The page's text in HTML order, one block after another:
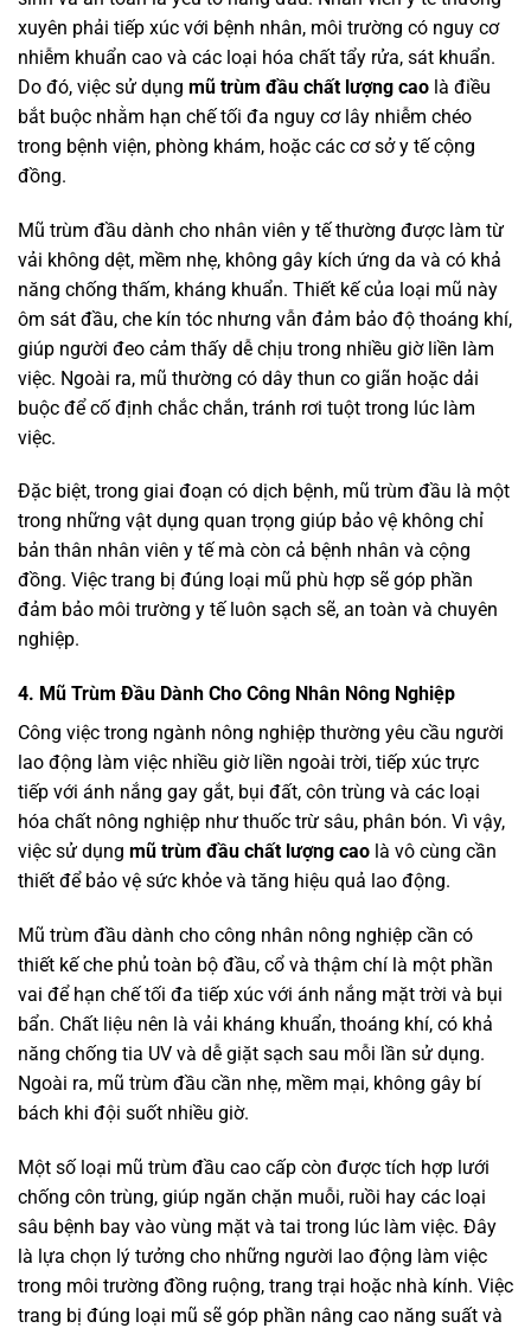
xuyên phải tiếp xúc với bệnh nhân, môi trường có nguy cơ
nhiễm khuẩn cao và các loại hóa chất tẩy rửa, sát khuẩn.
Do đó, việc sử dụng mũ trùm đầu chất lượng cao là điều
bắt buộc nhằm hạn chế tối đa nguy cơ lây nhiễm chéo
trong bệnh viện, phòng khám, hoặc các cơ sở y tế cộng
đồng.
Mũ trùm đầu dành cho nhân viên y tế thường được làm từ
vải không dệt, mềm nhẹ, không gây kích ứng da và có khả
năng chống thấm, kháng khuẩn. Thiết kế của loại mũ này
ôm sát đầu, che kín tóc nhưng vẫn đảm bảo độ thoáng khí,
giúp người đeo cảm thấy dễ chịu trong nhiều giờ liền làm
việc. Ngoài ra, mũ thường có dây thun co giãn hoặc dải
buộc để cố định chắc chắn, tránh rơi tuột trong lúc làm
việc.
Đặc biệt, trong giai đoạn có dịch bệnh, mũ trùm đầu là một
trong những vật dụng quan trọng giúp bảo vệ không chỉ
bản thân nhân viên y tế mà còn cả bệnh nhân và cộng
đồng. Việc trang bị đúng loại mũ phù hợp sẽ góp phần
đảm bảo môi trường y tế luôn sạch sẽ, an toàn và chuyên
nghiệp.
4. Mũ Trùm Đầu Dành Cho Công Nhân Nông Nghiệp
Công việc trong ngành nông nghiệp thường yêu cầu người
lao động làm việc nhiều giờ liền ngoài trời, tiếp xúc trực
tiếp với ánh nắng gay gắt, bụi đất, côn trùng và các loại
hóa chất nông nghiệp như thuốc trừ sâu, phân bón. Vì vậy,
việc sử dụng mũ trùm đầu chất lượng cao là vô cùng cần
thiết để bảo vệ sức khỏe và tăng hiệu quả lao động.
Mũ trùm đầu dành cho công nhân nông nghiệp cần có
thiết kế che phủ toàn bộ đầu, cổ và thậm chí là một phần
vai để hạn chế tối đa tiếp xúc với ánh nắng mặt trời và bụi
bẩn. Chất liệu nên là vải kháng khuẩn, thoáng khí, có khả
năng chống tia UV và dễ giặt sạch sau mỗi lần sử dụng.
Ngoài ra, mũ trùm đầu cần nhẹ, mềm mại, không gây bí
bách khi đội suốt nhiều giờ.
Một số loại mũ trùm đầu cao cấp còn được tích hợp lưới
chống côn trùng, giúp ngăn chặn muỗi, ruồi hay các loại
sâu bệnh bay vào vùng mặt và tai trong lúc làm việc. Đây
là lựa chọn lý tưởng cho những người lao động làm việc
trong môi trường đồng ruộng, trang trại hoặc nhà kính. Việc
trang bị đúng loại mũ sẽ góp phần nâng cao năng suất và